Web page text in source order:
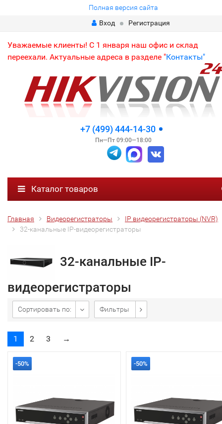
Полная версия сайта
Вход
Регистрация
Уважаемые клиенты! С 1 января наш офис и склад
переехали. Актуальные адреса в разделе "Контакты"
+7 (499) 444-14-30
Пн—Пт 09:00—18:00
Каталог товаров
Главная Видеорегистраторы
IP видеорегистраторы (NVR)
32-канальные IP-видеорегистраторы
32-канальные IP-
видеорегистраторы
Сортировать по: Фильтры
1 2 3 →
-50% -50%